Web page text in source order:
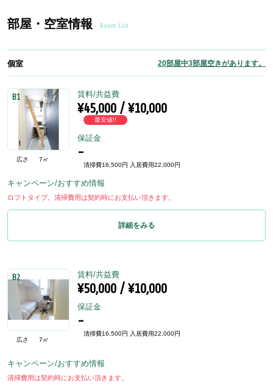
部屋・空室情報 Room List
個室 20部屋中3部屋空きがあります。
B1
広さ 7㎡
賃料/共益費
¥45,000 / ¥10,000
最安値!!
保証金
-
清掃費16,500円 入居費用22,000円
キャンペーン/おすすめ情報
ロフトタイプ。清掃費用は契約時にお支払い頂きます。
詳細をみる
B2
広さ 7㎡
賃料/共益費
¥50,000 / ¥10,000
保証金
-
清掃費16,500円 入居費用22,000円
キャンペーン/おすすめ情報
清掃費用は契約時にお支払い頂きます。